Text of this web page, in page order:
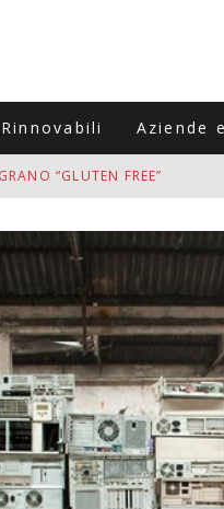
Rinnovabili Aziende
“GLUTEN FREE”
CITRA 400
I 3 ERRORI PIÙ COMUNI CHE
LA NUOVA FRONTIERA